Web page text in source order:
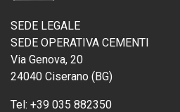
SEDE LEGALE
SEDE OPERATIVA CEMENTI
Via Genova, 20
24040 Ciserano (BG)
Tel: +39 035 882350